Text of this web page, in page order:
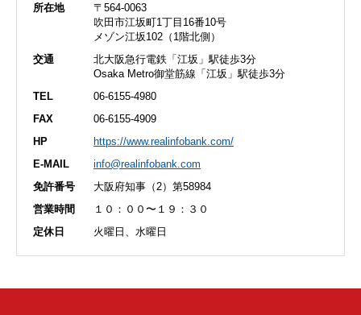
所在地
〒564-0063
吹田市江坂町1丁目16番10号
メゾン江坂102（1階北側）
交通
北大阪急行電鉄「江坂」駅徒歩3分
Osaka Metro御堂筋線「江坂」駅徒歩3分
TEL
06-6155-4980
FAX
06-6155-4909
HP
https://www.realinfobank.com/
E-MAIL
info@realinfobank.com
免許番号
大阪府知事（2）第58984
営業時間
１０：００〜１９：３０
定休日
火曜日、水曜日